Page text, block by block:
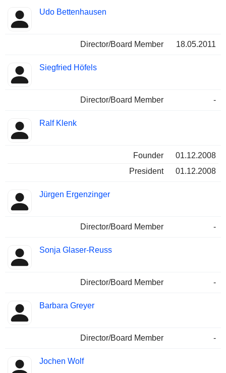
Udo Bettenhausen
Director/Board Member 18.05.2011
Siegfried Höfels
Director/Board Member -
Ralf Klenk
Founder
01.12.2008
President
01.12.2008
Jürgen Ergenzinger
Director/Board Member -
Sonja Glaser-Reuss
Director/Board Member -
Barbara Greyer
Director/Board Member -
Jochen Wolf